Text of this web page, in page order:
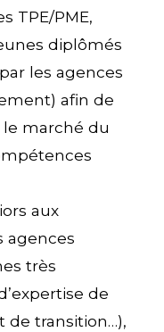
TPE/PME,
diplômés
les agences
afin de
marché du
aux
agences
très
de
de transition…),